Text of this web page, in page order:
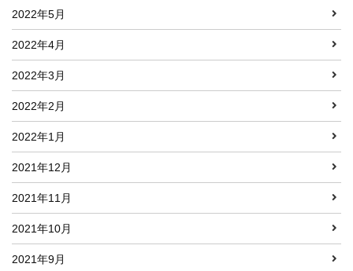
2022年5月
2022年4月
2022年3月
2022年2月
2022年1月
2021年12月
2021年11月
2021年10月
2021年9月